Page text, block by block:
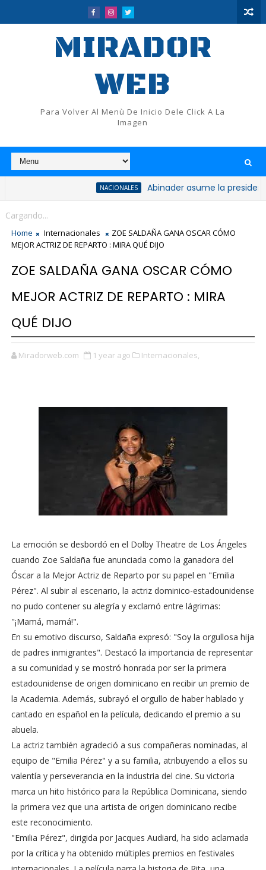
MIRADOR
WEB
Para Volver Al Menù De Inicio Dele Click A La
Imagen
NACIONALES Abinader asume la presidencia del
Cargando...
Home Internacionales
ZOE SALDAÑA GANA OSCAR CÓMO
MEJOR ACTRIZ DE REPARTO : MIRA QUÉ DIJO
ZOE SALDAÑA GANA OSCAR CÓMO
MEJOR ACTRIZ DE REPARTO : MIRA
QUÉ DIJO
Miradorweb.com 1 year ago Internacionales,
La emoción se desbordó en el Dolby Theatre de Los Ángeles
cuando Zoe Saldaña fue anunciada como la ganadora del
Óscar a la Mejor Actriz de Reparto por su papel en "Emilia
Pérez". Al subir al escenario, la actriz dominico-estadounidense
no pudo contener su alegría y exclamó entre lágrimas:
"¡Mamá, mamá!".
En su emotivo discurso, Saldaña expresó: "Soy la orgullosa hija
de padres inmigrantes". Destacó la importancia de representar
a su comunidad y se mostró honrada por ser la primera
estadounidense de origen dominicano en recibir un premio de
la Academia. Además, subrayó el orgullo de haber hablado y
cantado en español en la película, dedicando el premio a su
abuela.
La actriz también agradeció a sus compañeras nominadas, al
equipo de "Emilia Pérez" y a su familia, atribuyendo a ellos su
valentía y perseverancia en la industria del cine. Su victoria
marca un hito histórico para la República Dominicana, siendo
la primera vez que una artista de origen dominicano recibe
este reconocimiento.
"Emilia Pérez", dirigida por Jacques Audiard, ha sido aclamada
por la crítica y ha obtenido múltiples premios en festivales